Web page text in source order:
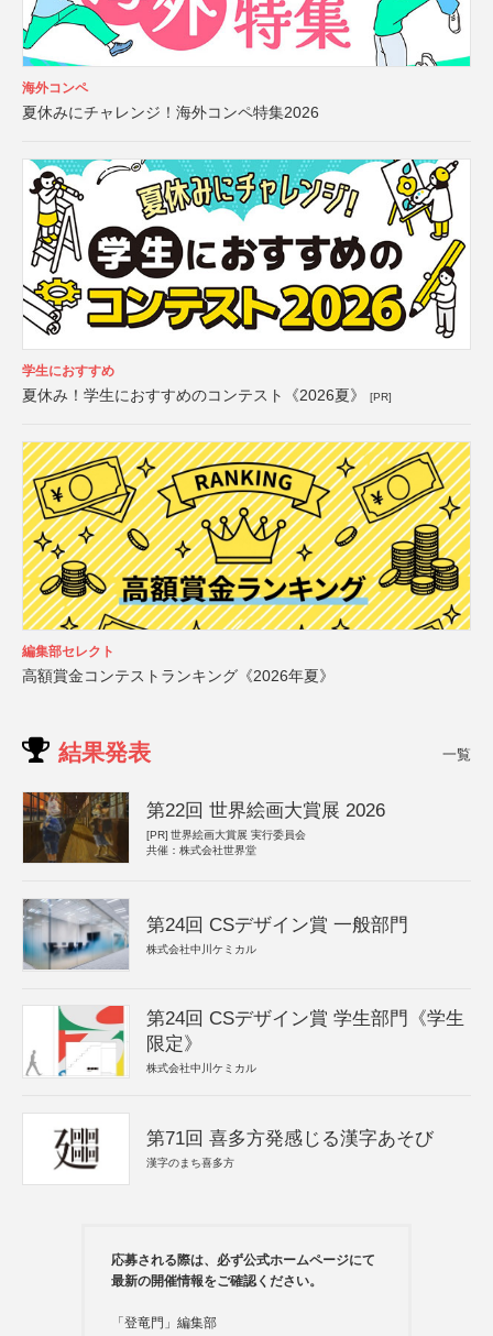
海外コンペ
夏休みにチャレンジ！海外コンペ特集2026
学生におすすめ
夏休み！学生におすすめのコンテスト《2026夏》 [PR]
編集部セレクト
高額賞金コンテストランキング《2026年夏》
結果発表 一覧
第22回 世界絵画大賞展 2026
[PR] 世界絵画大賞展 実行委員会
共催：株式会社世界堂
第24回 CSデザイン賞 一般部門
株式会社中川ケミカル
第24回 CSデザイン賞 学生部門《学生
限定》
株式会社中川ケミカル
第71回 喜多方発感じる漢字あそび
漢字のまち喜多方
応募される際は、必ず公式ホームページにて
最新の開催情報をご確認ください。
「登竜門」編集部